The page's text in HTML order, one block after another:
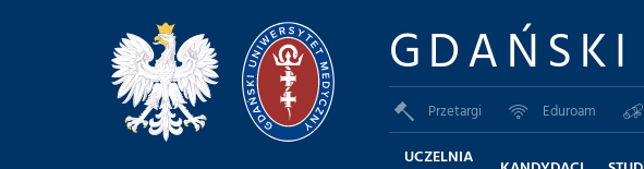
Przetargi Eduroam
UCZELNIA